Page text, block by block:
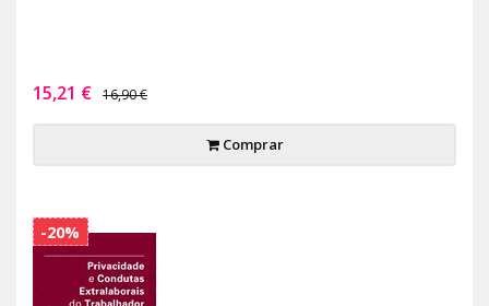
15,21 € 16,90 €
Comprar
-20%